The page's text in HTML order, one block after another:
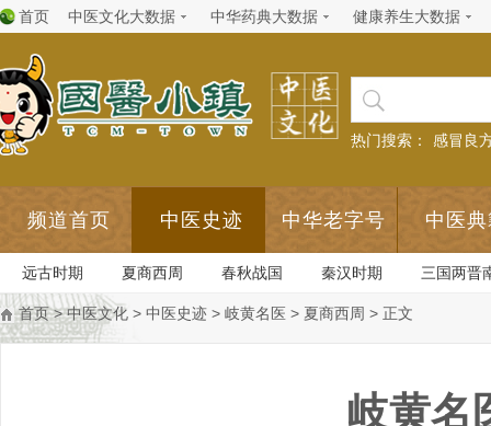
首页 中医文化大数据 中华药典大数据 健康养生大数据
热门搜索： 感冒良
频道首页 中医史迹 中华老字号 中医
远古时期 夏商西周 春秋战国 秦汉时期 三国两晋
首页>中医文化 > 中医史迹 > 岐黄名医 > 夏商西周 > 正文
岐黄名